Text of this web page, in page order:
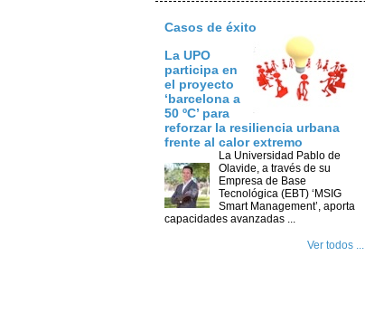
Casos de éxito
La UPO
participa en
el proyecto
‘barcelona a
50 ºC’ para
reforzar la resiliencia urbana
frente al calor extremo
La Universidad Pablo de
Olavide, a través de su
Empresa de Base
Tecnológica (EBT) ‘MSIG
Smart Management’, aporta
capacidades avanzadas ...
Ver todos ...